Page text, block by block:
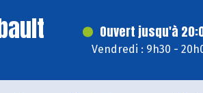
Ouvert jusqu'à
Vendredi : 9h30 -